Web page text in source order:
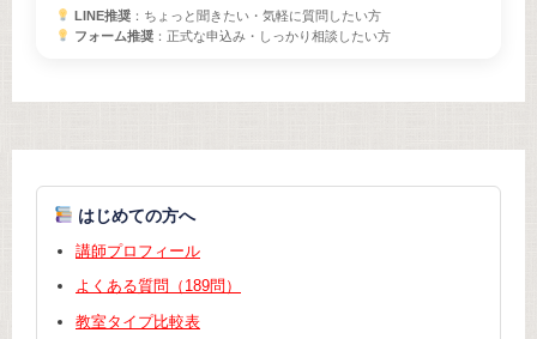
LINE推奨：ちょっと聞きたい・気軽に質問したい方
フォーム推奨：正式な申込み・しっかり相談したい方
はじめての方へ
講師プロフィール
よくある質問（189問）
教室タイプ比較表